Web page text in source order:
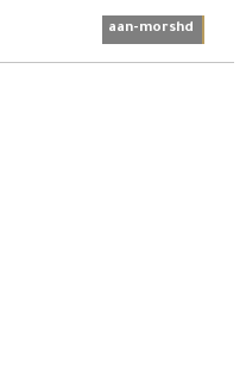
aan-morshd